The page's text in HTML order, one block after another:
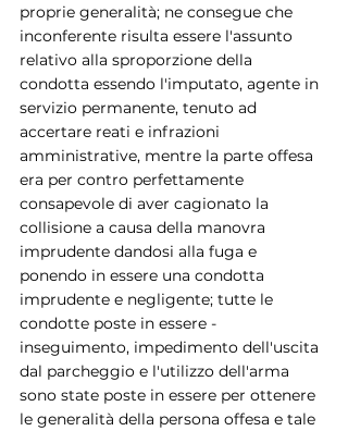
proprie generalità; ne consegue che
inconferente risulta essere l'assunto
relativo alla sproporzione della
condotta essendo l'imputato, agente in
servizio permanente, tenuto ad
accertare reati e infrazioni
amministrative, mentre la parte offesa
era per contro perfettamente
consapevole di aver cagionato la
collisione a causa della manovra
imprudente dandosi alla fuga e
ponendo in essere una condotta
imprudente e negligente; tutte le
condotte poste in essere -
inseguimento, impedimento dell'uscita
dal parcheggio e l'utilizzo dell'arma
sono state poste in essere per ottenere
le generalità della persona offesa e tale